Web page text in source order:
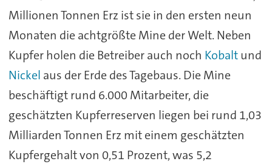
Millionen Tonnen Erz ist sie in den ersten neun
Monaten die achtgrößte Mine der Welt. Neben
Kupfer holen die Betreiber auch noch Kobaltund
Nickel aus der Erde des Tagebaus. Die Mine
beschäftigt rund 6.000 Mitarbeiter, die
geschätzten Kupferreserven liegen bei rund 1,03
Milliarden Tonnen Erz mit einem geschätzten
Kupfergehalt von 0,51 Prozent, was 5,2